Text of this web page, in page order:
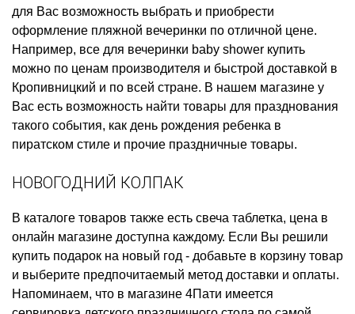
для Вас возможность выбрать и приобрести
оформление пляжной вечеринки по отличной цене.
Например, все для вечеринки baby shower купить
можно по ценам производителя и быстрой доставкой в
Кропивницкий и по всей стране. В нашем магазине у
Вас есть возможность найти товары для празднования
такого события, как день рождения ребенка в
пиратском стиле и прочие праздничные товары.
НОВОГОДНИЙ КОЛПАК
В каталоге товаров также есть свеча таблетка, цена в
онлайн магазине доступна каждому. Если Вы решили
купить подарок на новый год - добавьте в корзину товар
и выберите предпочитаемый метод доставки и оплаты.
Напоминаем, что в магазине 4Пати имеется